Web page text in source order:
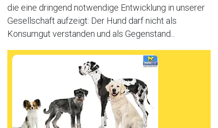
die eine dringend notwendige Entwicklung in unserer
Gesellschaft aufzeigt: Der Hund darf nicht als
Konsumgut verstanden und als Gegenstand...